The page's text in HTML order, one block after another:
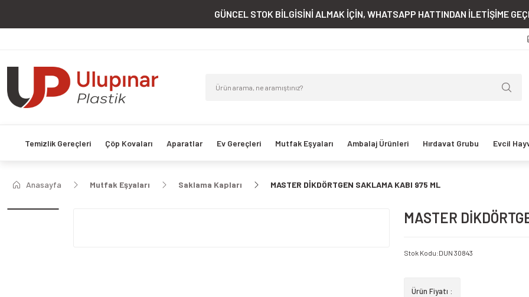
GÜNCEL STOK BİLGİSİNİ ALMAK İÇİN, WHATSAPP HATTINDAN İLETİŞİME
Temizlik Gereçleri Çöp Kovaları Aparatlar Ev Gereçleri Mutfak Eşyaları Ambalaj Ürünleri Hırdavat Grubu Evcil
Anasayfa Mutfak Eşyaları Saklama Kapları MASTER DİKDÖRTGEN SAKLAMA KABI 975 ML
MASTER
Stok Kodu:DUN 30843
Ürün Fiyatı :